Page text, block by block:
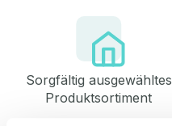
Sorgfältig ausgewähltes
Produktsortiment